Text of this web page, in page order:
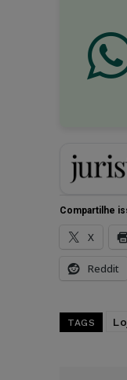
Compartilhe
X
Reddit
TAGS